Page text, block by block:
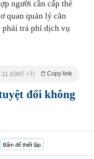
người cần cấp thẻ
quan quản lý căn
phải trả phí dịch vụ
Copy link
(GMT +7)
đối không
Bấm để thiết lập